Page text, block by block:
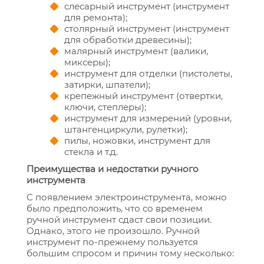
слесарный инструмент (инструмент
для ремонта);
столярный инструмент (инструмент
для обработки древесины);
малярный инструмент (валики,
миксеры);
инструмент для отделки (пистолеты,
затирки, шпатели);
крепежный инструмент (отвертки,
ключи, степлеры);
инструмент для измерений (уровни,
штангенциркули, рулетки);
пилы, ножовки, инструмент для
стекла и т.д.
Преимущества и недостатки ручного
инструмента
С появлением электроинструмента, можно
было предположить, что со временем
ручной инструмент сдаст свои позиции.
Однако, этого не произошло. Ручной
инструмент по-прежнему пользуется
большим спросом и причин тому несколько: